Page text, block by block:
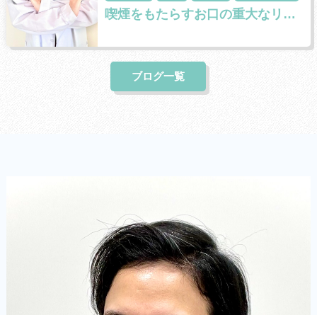
喫煙をもたらすお口の重大なリスクについて
ブログ一覧